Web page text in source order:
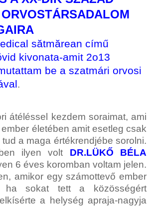
sătmărean című
kivonata-amit 2o13
be a szatmári orvosi
.
átéléssel kezdem soraimat, ami
életében amit esetleg csak
a maga értékrendjébe sorolni.
ilyen volt DR.LÜKŐ BÉLA
6 éves koromban voltam jelen.
amikor egy számottevő ember
ha sokat tett a közösségért
a helység apraja-nagyja